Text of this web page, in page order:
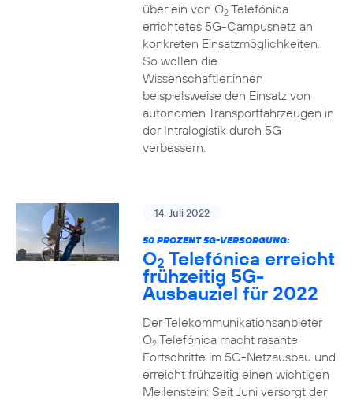
über ein von O2Telefónica
errichtetes 5G-Campusnetz an
konkreten Einsatzmöglichkeiten.
So wollen die
Wissenschaftler:innen
beispielsweise den Einsatz von
autonomen Transportfahrzeugen in
der Intralogistik durch 5G
verbessern.
14. Juli 2022
50 PROZENT 5G-VERSORGUNG:
O2 Telefónica erreicht
frühzeitig 5G-
Ausbauziel für 2022
Der Telekommunikationsanbieter
O2Telefónica macht rasante
Fortschritte im 5G-Netzausbau und
erreicht frühzeitig einen wichtigen
Meilenstein: Seit Juni versorgt der